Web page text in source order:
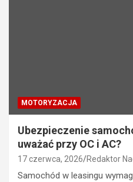
MOTORYZACJA
Ubezpieczenie
uważać przy OC i AC?
17 czerwca, 2026 Redaktor
Samochód w leasingu